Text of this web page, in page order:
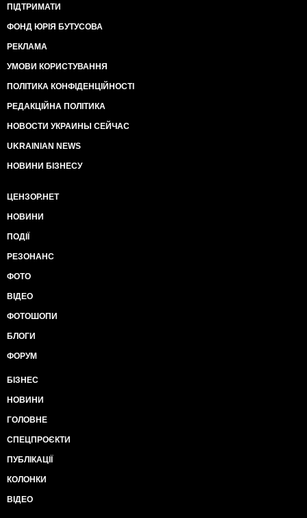
ПІДТРИМАТИ
ФОНД ЮРІЯ БУТУСОВА
РЕКЛАМА
УМОВИ КОРИСТУВАННЯ
ПОЛІТИКА КОНФІДЕНЦІЙНОСТІ
РЕДАКЦІЙНА ПОЛІТИКА
НОВОСТИ УКРАИНЫ СЕЙЧАС
UKRAINIAN NEWS
НОВИНИ БІЗНЕСУ
ЦЕНЗОР.НЕТ
НОВИНИ
ПОДІЇ
РЕЗОНАНС
ФОТО
ВІДЕО
ФОТОШОПИ
БЛОГИ
ФОРУМ
БІЗНЕС
НОВИНИ
ГОЛОВНЕ
СПЕЦПРОЄКТИ
ПУБЛІКАЦІЇ
КОЛОНКИ
ВІДЕО